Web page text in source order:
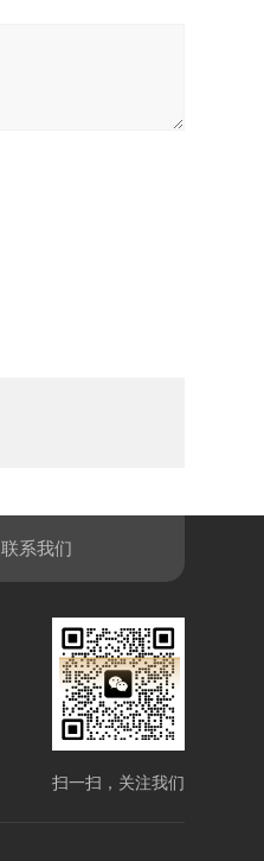
联系我们
扫一扫，关注我们